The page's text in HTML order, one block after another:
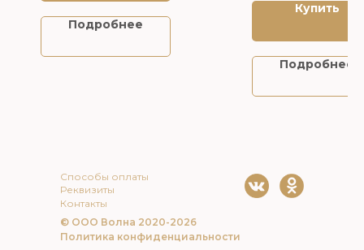
Подробнее
Купить
Подробнее
Политика конфиденциальности
Контакты
Реквизиты
© ООО Волна 2020-2026
Способы оплаты